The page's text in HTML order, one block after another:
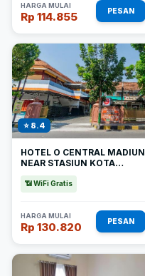
HARGA MULAI
Rp 114.855 PESAN
⭐ 8.4
HOTEL O CENTRAL MADIUN
NEAR STASIUN KOTA
📶 WiFi Gratis
HARGA MULAI
Rp 130.820 PESAN